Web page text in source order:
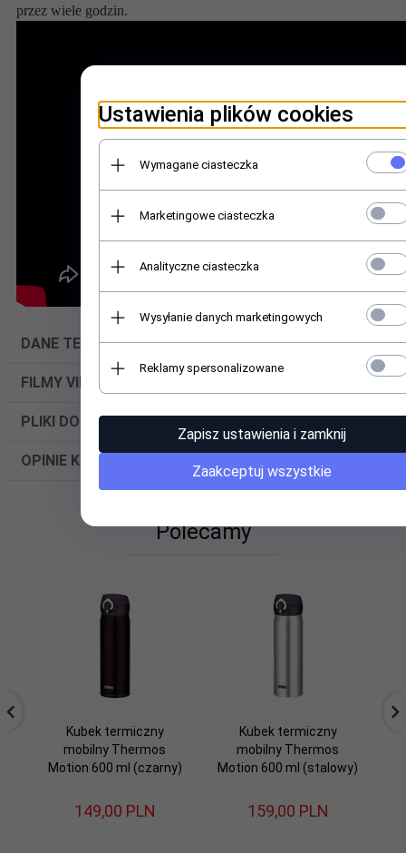
przez wiele godzin.
DANE TECHNICZNE
FILMY VIDEO
PLIKI DO POBRANIA
OPINIE KLIENTÓW
Polecamy
Kubek termiczny
mobilny Thermos
Motion 600 ml (czarny)
149,00 PLN
Kubek termiczny
mobilny Thermos
Motion 600 ml (stalowy)
159,00 PLN
Ustawienia plików cookies
Wymagane ciasteczka
Marketingowe ciasteczka
Analityczne ciasteczka
Wysyłanie danych marketingowych
Reklamy spersonalizowane
Zapisz ustawienia i zamknij
Zaakceptuj wszystkie